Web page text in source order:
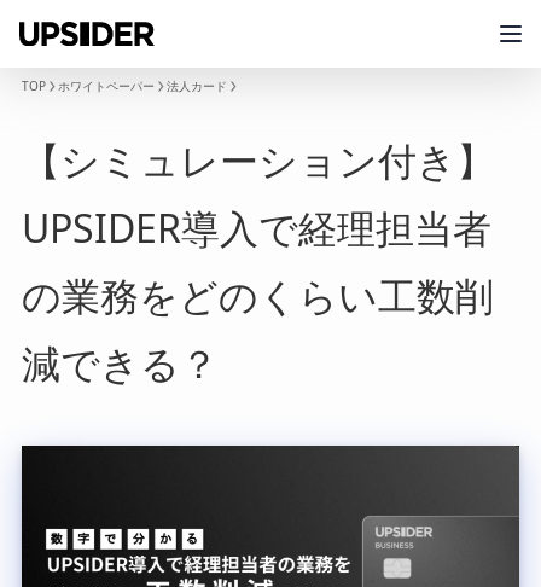
TOP ホワイトペーパー 法人カード
【シミュレーション付き】
UPSIDER導入で経理担当者
の業務をどのくらい工数削
減できる？